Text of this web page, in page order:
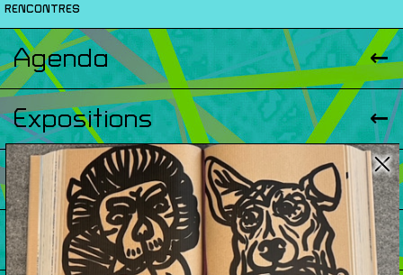
RENCONTRES
Agenda
Expositions
Éditions
Artists Print